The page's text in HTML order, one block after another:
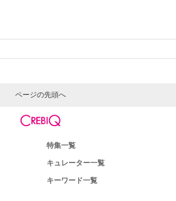
ページの先頭へ
特集一覧
キュレーター一覧
キーワード一覧